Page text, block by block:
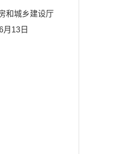
和城乡建设厅